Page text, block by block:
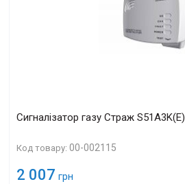
Сигналізатор газу Страж S51A3K(E)
Код товару:00-002115
2 007 грн